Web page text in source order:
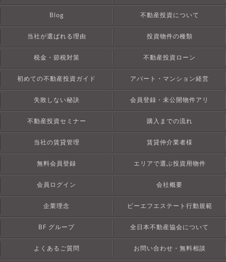
Blog 不動産投資について
当社が選ばれる理由 投資物件の種類
税金・節税対策 不動産投資ローン
初めての不動産投資ガイド アパート・マンション経営
失敗しない秘訣 会員登録・未公開物件アリ
不動産投資セミナー 購入までの流れ
当社の賃貸管理 賃貸仲介業者様
無料会員登録 エリアで選ぶ投資用物件
会員ログイン 会社概要
企業理念 ビーエフエステート行動規範
BF グループ 全日本不動産協会について
よくあるご質問 お問い合わせ・無料相談